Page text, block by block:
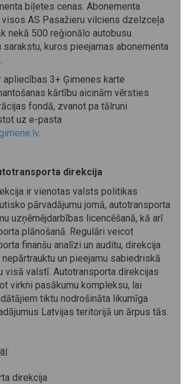
biļetes cenas. Abonementa
AS Pasažieru vilciens dzelzceļa
nekā 500 reģionālo autobusu
sarakstu, kuros pieejamas abonementa
apliecības 3+ Ģimenes karte
kārtību aicinām vērsties
fondā, zvanot pa tālruni
uz e-pasta
.
direkcija
ir vienotas valsts politikas
pārvadājumu jomā, autotransporta
uzņēmējdarbības licencēšanā, kā arī
plānošanā. Regulāri veicot
finanšu analīzi un auditu, direkcija
un pieejamu sabiedriskā
visā valstī. Autotransporta direkcijas
virkni pasākumu kompleksu, lai
tiktu nodrošināta likumīga
Latvijas teritorijā un ārpus tās.
:
direkcija